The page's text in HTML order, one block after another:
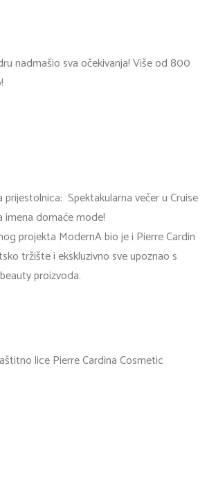
nadmašio sva očekivanja! Više od 800
Spektakularna večer u Cruise
imena domaće mode!
projekta ModernA bio je i Pierre Cardin
tržište i ekskluzivno sve upoznao s
proizvoda.
lice Pierre Cardina Cosmetic